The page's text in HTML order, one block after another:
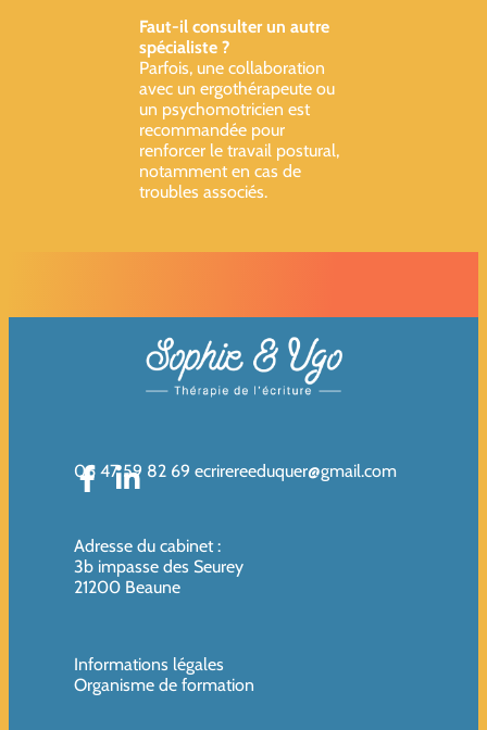
Faut-il consulter un autre
spécialiste ?
Parfois, une collaboration
avec un ergothérapeute ou
un psychomotricien est
recommandée pour
renforcer le travail postural,
notamment en cas de
troubles associés.
06 47 59 82 69 ecrirereeduquer@gmail.com
Adresse du cabinet :
3b impasse des Seurey
21200 Beaune
Informations légales
Organisme de formation